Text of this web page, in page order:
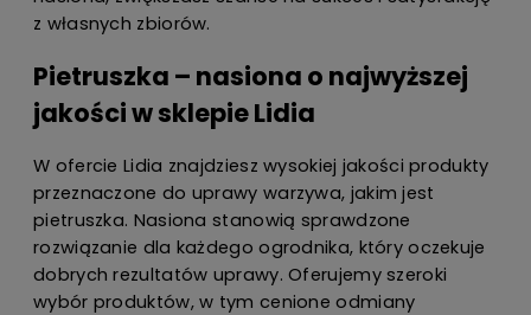
z własnych zbiorów.
Pietruszka – nasiona o najwyższej
jakości w sklepie Lidia
W ofercie Lidia znajdziesz wysokiej jakości produkty
przeznaczone do uprawy warzywa, jakim jest
pietruszka. Nasiona stanowią sprawdzone
rozwiązanie dla każdego ogrodnika, który oczekuje
dobrych rezultatów uprawy. Oferujemy szeroki
wybór produktów, w tym cenione odmiany